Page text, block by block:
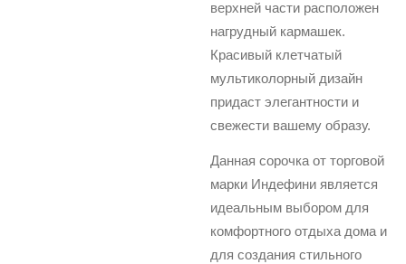
верхней части расположен
нагрудный кармашек.
Красивый клетчатый
мультиколорный дизайн
придаст элегантности и
свежести вашему образу.
Данная сорочка от торговой
марки Индефини является
идеальным выбором для
комфортного отдыха дома и
для создания стильного